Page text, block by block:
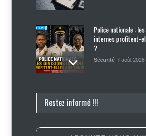
Police nationale :
internes profitent-
?
Sécurité 7 août 2026
d’affronter la justice,
Restez informé !!!